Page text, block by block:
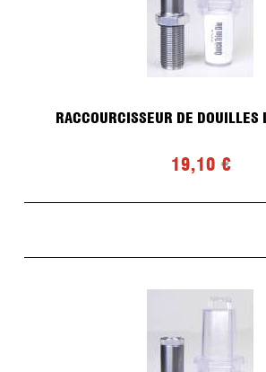
RACCOURCISSEUR DE
19,10 €